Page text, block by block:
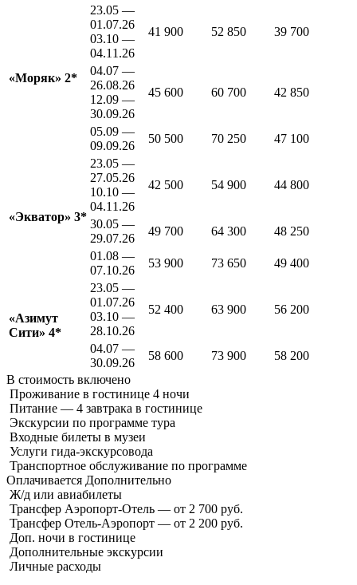
«Моряк» 2*
23.05 —
01.07.26
03.10 —
04.11.26
41 900 52 850 39 700
04.07 —
26.08.26
12.09 —
30.09.26
45 600 60 700 42 850
05.09 —
09.09.26
50 500 70 250 47 100
«Экватор» 3*
23.05 —
27.05.26
10.10 —
04.11.26
42 500 54 900 44 800
30.05 —
29.07.26
49 700 64 300
48 250
01.08 —
07.10.26
53 900 73 650 49 400
«Азимут
Сити» 4*
23.05 —
01.07.26
03.10 —
28.10.26
52 400 63 900 56 200
04.07 —
30.09.26
58 600 73 900
58 200
В стоимость включено
Проживание в гостинице 4 ночи
Питание — 4 завтрака в гостинице
Экскурсии по программе тура
Входные билеты в музеи
Услуги гида-экскурсовода
Транспортное обслуживание по программе
Оплачивается Дополнительно
Ж/д или авиабилеты
Трансфер Аэропорт-Отель — от 2 700 руб.
Трансфер Отель-Аэропорт — от 2 200 руб.
Доп. ночи в гостинице
Дополнительные экскурсии
Личные расходы